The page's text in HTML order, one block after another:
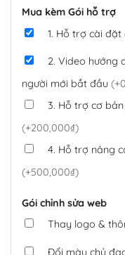
Mua kèm Gói hỗ trợ
1. Hỗ trợ cài
2. Video hướng
người mới bắt đầu
3. Hỗ trợ cơ
(+200,000₫)
4. Hỗ trợ nâng
(+500,000₫)
Gói chỉnh sửa web
Thay logo &
Đổi màu chủ